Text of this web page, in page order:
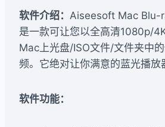
软件介绍： Aiseesoft Mac Blu-
是一款可让您以全高清1080p/
Mac上光盘/ISO文件/文件夹中
频。它绝对让你满意的蓝光播放
软件功能：